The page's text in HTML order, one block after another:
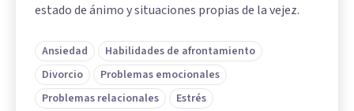
estado de ánimo y situaciones propias de la vejez.
Ansiedad
Habilidades de afrontamiento
Divorcio
Problemas emocionales
Problemas relacionales
Estrés